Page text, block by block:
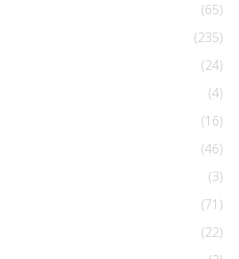
(65)
(235)
(24)
(4)
(16)
(46)
(3)
(71)
(22)